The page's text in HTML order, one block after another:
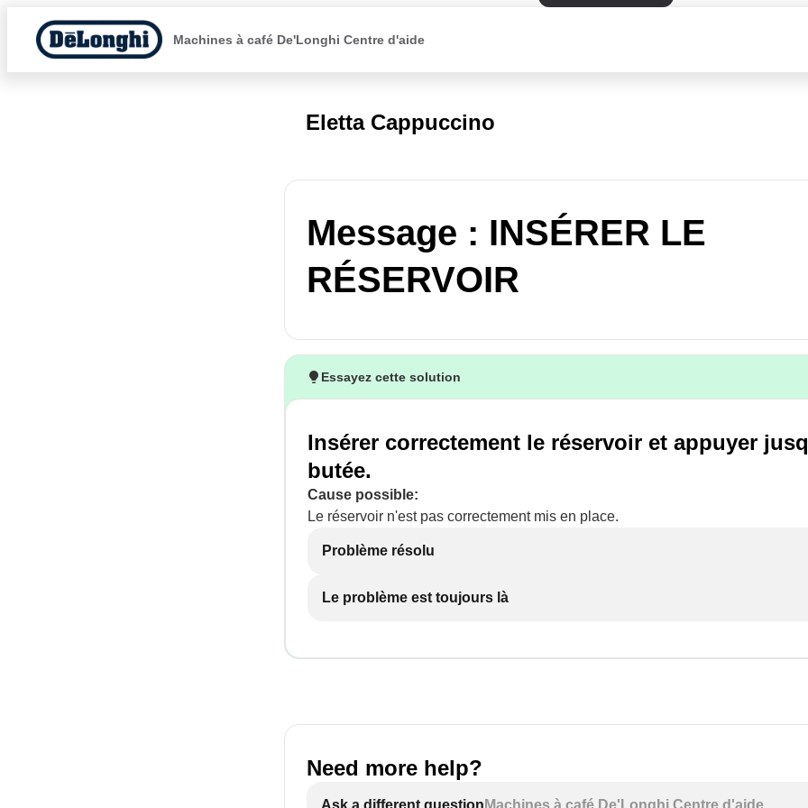
Machines à café De'Longhi Centre d'aide
Eletta Cappuccino
Message : INSÉRER LE
RÉSERVOIR
Essayez cette solution
Insérer correctement le réservoir et appuyer
butée.
Cause possible:
Le réservoir n'est pas correctement mis en place.
Problème résolu
Le problème est toujours là
Need more help?
Ask a different question Machines à café De'Longhi Centre d'aide